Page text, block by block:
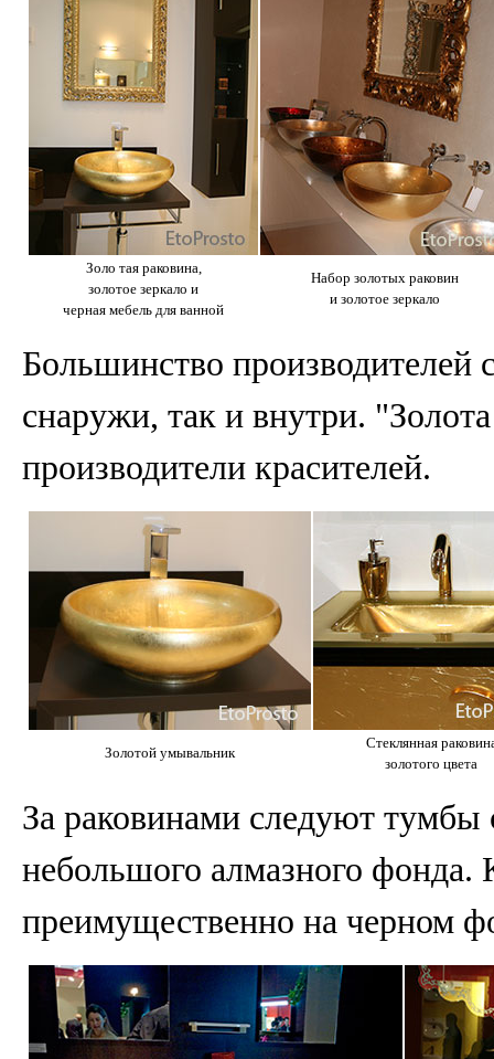
Золо тая раковина,
золотое зеркало и
черная мебель для ванной
Набор золотых раковин
и золотое зеркало
Большинство производителей
снаружи, так и внутри.
производители красителей.
Золотой умывальник
Стеклянная
золотого цвета
За раковинами следуют
небольшого алмазного фонда.
преимущественно на черном